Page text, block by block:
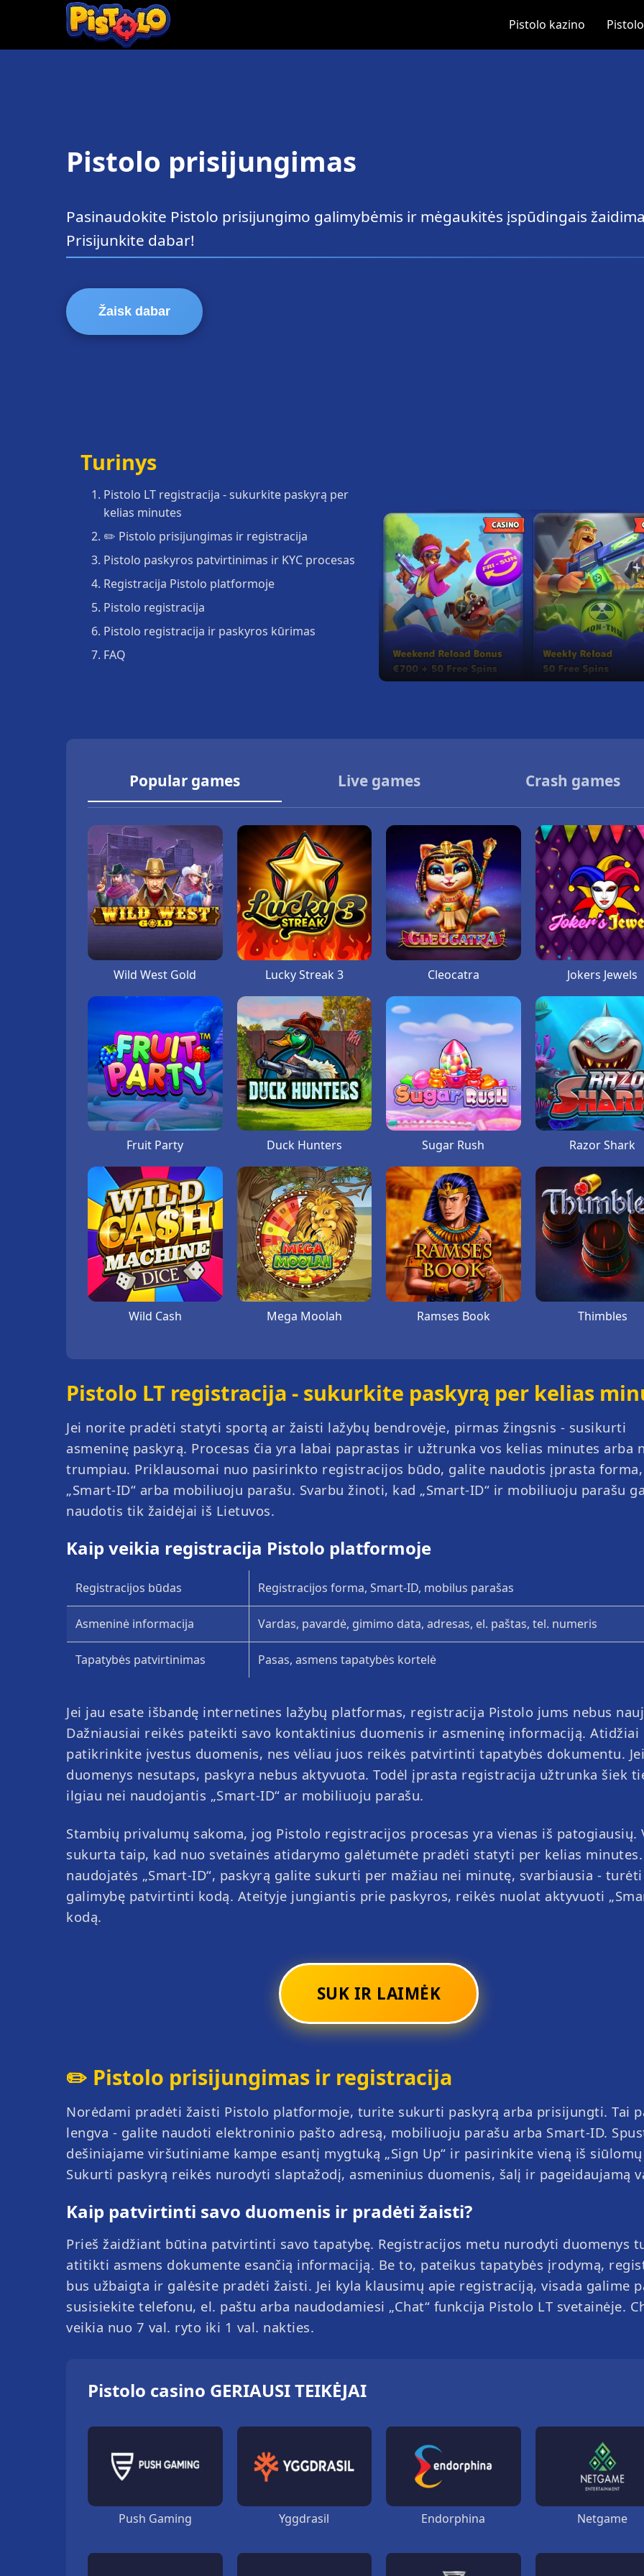
Pistolo kazino
Pistolo prisijungimas
Pasinaudokite Pistolo prisijungimo galimybėmis ir mėgaukitės įspūdingais
Prisijunkite dabar!
Žaisk dabar
Turinys
Pistolo LT registracija - sukurkite paskyrą per
kelias minutes
✏️ Pistolo prisijungimas ir registracija
Pistolo paskyros patvirtinimas ir KYC procesas
Registracija Pistolo platformoje
Pistolo registracija
Pistolo registracija ir paskyros kūrimas
FAQ
Popular games Live games Crash games
Wild West Gold Lucky Streak 3 Cleocatra Jokers Jewels
Fruit Party Duck Hunters Sugar Rush Razor Shark
Wild Cash Mega Moolah Ramses Book Thimbles
Crazy Balls Ice Fishing Unlimited Blackjack Baccarat
Super Color Game Fortune Roulette Lightning Dice
Treasure Island Mega Roulette Monopoly Live Immersive
PlinkoX Coin Miner Rocketman Aviatrix
Balloon High Striker CrashX
JetX Rocket Dice Aviator Mines
Pistolo LT registracija - sukurkite paskyrą per kelias
Jei norite pradėti statyti sportą ar žaisti lažybų bendrovėje, pirmas žingsnis - susikurti
asmeninę paskyrą. Procesas čia yra labai paprastas ir užtrunka vos kelias minutes arba
trumpiau. Priklausomai nuo pasirinkto registracijos būdo, galite naudotis įprasta forma,
„Smart-ID“ arba mobiliuoju parašu. Svarbu žinoti, kad „Smart-ID“ ir mobiliuoju parašu
naudotis tik žaidėjai iš Lietuvos.
Kaip veikia registracija Pistolo platformoje
Registracijos būdas Registracijos forma, Smart-ID, mobilus parašas
Asmeninė informacija Vardas, pavardė, gimimo data, adresas, el. paštas, tel. numeris
Tapatybės patvirtinimas Pasas, asmens tapatybės kortelė
Jei jau esate išbandę internetines lažybų platformas, registracija Pistolo jums nebus
Dažniausiai reikės pateikti savo kontaktinius duomenis ir asmeninę informaciją. Atidžiai
patikrinkite įvestus duomenis, nes vėliau juos reikės patvirtinti tapatybės dokumentu.
duomenys nesutaps, paskyra nebus aktyvuota. Todėl įprasta registracija užtrunka šiek
ilgiau nei naudojantis „Smart-ID“ ar mobiliuoju parašu.
Stambių privalumų sakoma, jog Pistolo registracijos procesas yra vienas iš patogiausių.
sukurta taip, kad nuo svetainės atidarymo galėtumėte pradėti statyti per kelias minutes.
naudojatės „Smart-ID“, paskyrą galite sukurti per mažiau nei minutę, svarbiausia - turėti
galimybę patvirtinti kodą. Ateityje jungiantis prie paskyros, reikės nuolat aktyvuoti
kodą.
SUK IR LAIMĖK
✏️ Pistolo prisijungimas ir registracija
Norėdami pradėti žaisti Pistolo platformoje, turite sukurti paskyrą arba prisijungti. Tai
lengva - galite naudoti elektroninio pašto adresą, mobiliuoju parašu arba Smart-ID.
dešiniajame viršutiniame kampe esantį mygtuką „Sign Up“ ir pasirinkite vieną iš
Sukurti paskyrą reikės nurodyti slaptažodį, asmeninius duomenis, šalį ir pageidaujamą
Kaip patvirtinti savo duomenis ir pradėti žaisti?
Prieš žaidžiant būtina patvirtinti savo tapatybę. Registracijos metu nurodyti duomenys
atitikti asmens dokumente esančią informaciją. Be to, pateikus tapatybės įrodymą,
bus užbaigta ir galėsite pradėti žaisti. Jei kyla klausimų apie registraciją, visada galime
susisiekite telefonu, el. paštu arba naudodamiesi „Chat“ funkcija Pistolo LT svetainėje.
veikia nuo 7 val. ryto iki 1 val. nakties.
Pistolo casino GERIAUSI TEIKĖJAI
Push Gaming Yggdrasil Endorphina Netgame